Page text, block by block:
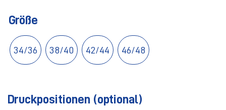
Größe
34/36 38/40 42/44 46/48
Druckpositionen (optional)